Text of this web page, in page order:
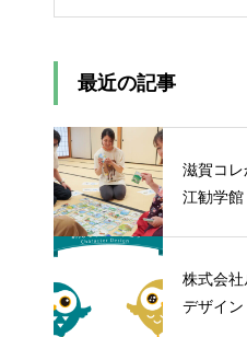
最近の記事
滋賀コ
江勧学
株式会
デザイン